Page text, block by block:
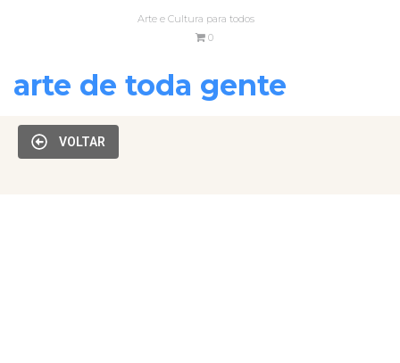
Arte e Cultura para todos
0
arte de toda gente
VOLTAR